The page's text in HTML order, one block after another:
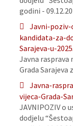
godini -
Javni-
kandidata-za-
Sarajeva-u-
Javna rasprava
Grada Sarajeva
Javna-
vijeca-Grada-
JAVNIPOZIV o
dodjelu